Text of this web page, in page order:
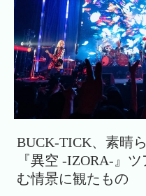
BUCK-TICK、素晴
『異空 -IZORA-』
む情景に観たもの